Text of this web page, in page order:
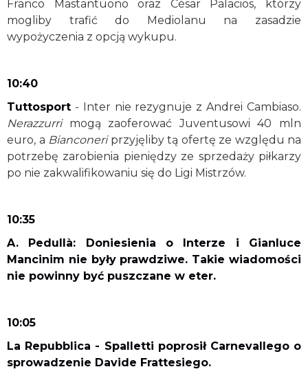
Franco Mastantuono oraz César Palacios, którzy
mogliby trafić do Mediolanu na zasadzie
wypożyczenia z opcją wykupu.
10:40
Tuttosport - Inter nie rezygnuje z Andrei Cambiaso.
Nerazzurrimogą zaoferować Juventusowi 40 mln
euro, a Bianconeriprzyjęliby tą ofertę ze względu na
potrzebę zarobienia pieniędzy ze sprzedaży piłkarzy
po nie zakwalifikowaniu się do Ligi Mistrzów.
10:35
A. Pedullà: Doniesienia o Interze i Gianluce
Mancinim nie były prawdziwe. Takie wiadomości
nie powinny być puszczane w eter.
10:05
La Repubblica - Spalletti poprosił Carnevallego o
sprowadzenie Davide Frattesiego.